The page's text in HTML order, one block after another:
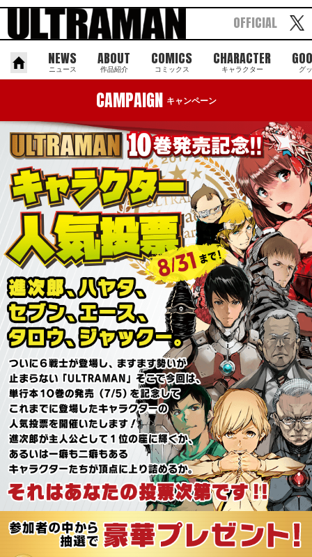
NEWS
ニュース
ABOUT
作品紹介
COMICS
コミックス
CHARACTER
キャラクター グ
OFFICIAL
CAMPAIGN キャンペーン